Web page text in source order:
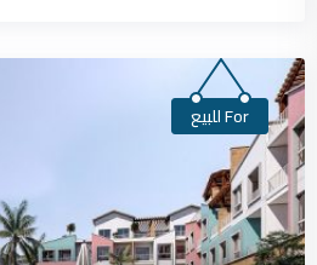
For للبيع